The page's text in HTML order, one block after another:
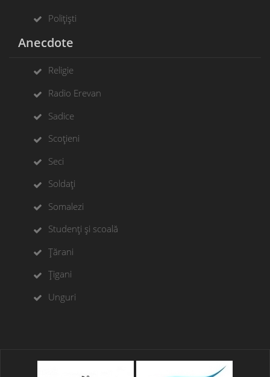
Polițiști
Anecdote
Religie
Radio Erevan
Sadice
Scoțieni
Seci
Soldați
Somalezi
Studenți și scoală
Țărani
Țigani
Unguri